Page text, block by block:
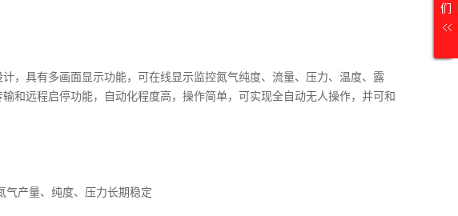
，具有多画面显示功能，可在线显示监控氮气纯度、流量、压力、温度、露
和远程启停功能，自动化程度高，操作简单，可实现全自动无人操作，并可和
气产量、纯度、压力长期稳定
们